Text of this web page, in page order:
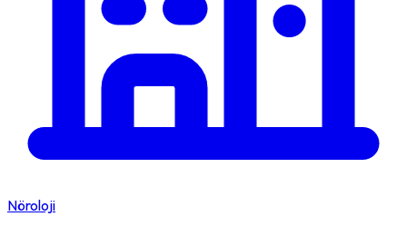
Nöroloji